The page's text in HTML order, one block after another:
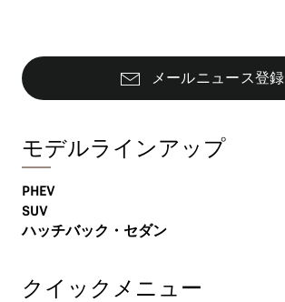
メールニュース登録
モデルラインアップ
PHEV
SUV
ハッチバック・セダン
クイックメニュー